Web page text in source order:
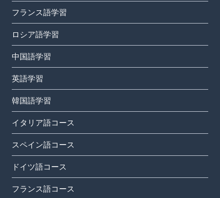
フランス語学習
ロシア語学習
中国語学習
英語学習
韓国語学習
イタリア語コース
スペイン語コース
ドイツ語コース
フランス語コース